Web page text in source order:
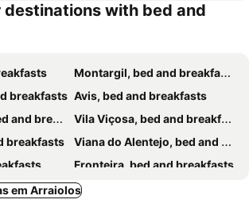
Herdadinha
Baixo
Herdade da Amendoeira
Monte do Cuca
destinations with bed and
Montargil, bed and breakfasts
breakfasts Avis, bed and breakfasts
breakfasts
Vila Viçosa, bed and breakfasts
breakfasts
Viana do Alentejo, bed and breakfasts
Fronteira, bed and breakfasts
Montemor-o-Novo, bed and breakfasts
em Arraiolos